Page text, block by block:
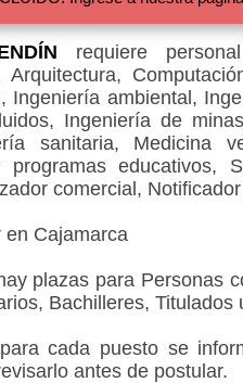
requiere
Ingeniería ambiental,
Ingeniería de
sanitaria, Medicina
educativos,
comercial,
en Cajamarca
plazas para Personas
Bachilleres, Titulados
cada puesto se
antes de postular.